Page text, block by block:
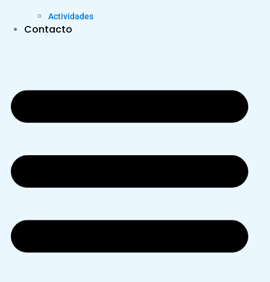
Actividades
Contacto